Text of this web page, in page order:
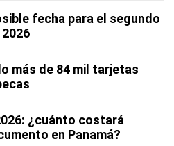
fecha para el segundo
2026
más de 84 mil tarjetas
¿cuánto costará
en Panamá?